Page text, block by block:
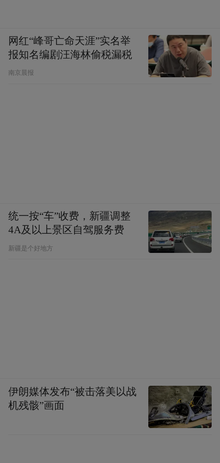
网红“峰哥亡命天涯”实名举
报知名编剧汪海林偷税漏税
南京晨报
统一按“车”收费，新疆调整
4A及以上景区自驾服务费
新疆是个好地方
伊朗媒体发布“被击落美以战
机残骸”画面